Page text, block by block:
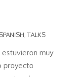
SPANISH TALKS
muy
proyecto